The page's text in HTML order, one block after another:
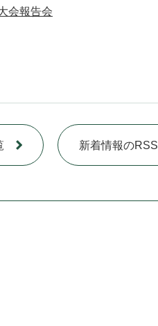
会報告会
新着情報のRSS